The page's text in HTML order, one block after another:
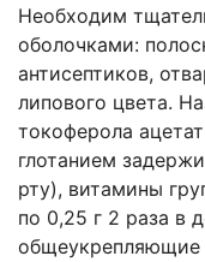
Необходим
оболочками:
антисептиков,
липового цвета.
токоферола
глотанием
рту), витамины
по 0,25 г 2 раза в
общеукрепляющие